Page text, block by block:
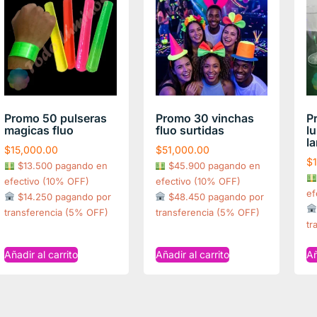
Promo 50 pulseras
magicas fluo
$15,000.00
$13.500 pagando en
efectivo (10% OFF)
$14.250 pagando por
transferencia (5% OFF)
Añadir al carrito
Promo 30 vinchas
fluo surtidas
$51,000.00
$45.900 pagando en
efectivo (10% OFF)
$48.450 pagando por
transferencia (5% OFF)
Añadir al carrito
$